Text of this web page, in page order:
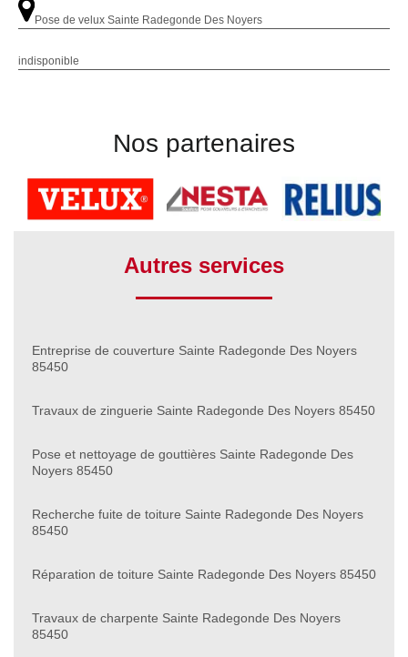
Pose de velux Sainte Radegonde Des Noyers
indisponible
Nos partenaires
Autres services
Entreprise de couverture Sainte Radegonde Des Noyers
85450
Travaux de zinguerie Sainte Radegonde Des Noyers 85450
Pose et nettoyage de gouttières Sainte Radegonde Des
Noyers 85450
Recherche fuite de toiture Sainte Radegonde Des Noyers
85450
Réparation de toiture Sainte Radegonde Des Noyers 85450
Travaux de charpente Sainte Radegonde Des Noyers
85450